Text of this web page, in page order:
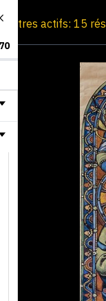
Filtres actifs: 15